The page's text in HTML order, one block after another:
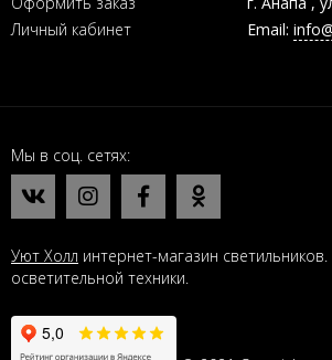
Личный кабинет
Email:
Мы в соц. сетях
Уют Холл интернет-магазин
осветительной техники.